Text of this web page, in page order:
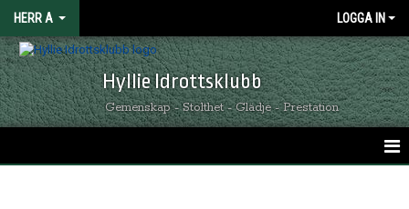
HERR A LOGGA IN
Hyllie Idrottsklubb
Gemenskap - Stolthet - Glädje - Prestation